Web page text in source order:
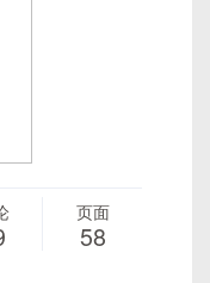
页面
58